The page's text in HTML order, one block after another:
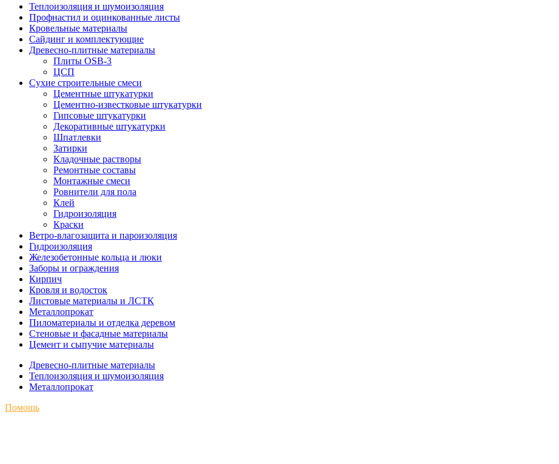
Теплоизоляция и шумоизоляция
Профнастил и оцинкованные листы
Кровельные материалы
Сайдинг и комплектующие
Древесно-плитные материалы
Плиты OSB-3
ЦСП
Сухие строительные смеси
Цементные штукатурки
Цементно-известковые штукатурки
Гипсовые штукатурки
Декоративные штукатурки
Шпатлевки
Затирки
Кладочные растворы
Ремонтные составы
Монтажные смеси
Ровнители для пола
Клей
Гидроизоляция
Краски
Ветро-влагозащита и пароизоляция
Гидроизоляция
Железобетонные кольца и люки
Заборы и ограждения
Кирпич
Кровля и водосток
Листовые материалы и ЛСТК
Металлопрокат
Пиломатериалы и отделка деревом
Стеновые и фасадные материалы
Цемент и сыпучие материалы
Древесно-плитные материалы
Теплоизоляция и шумоизоляция
Металлопрокат
Помощь